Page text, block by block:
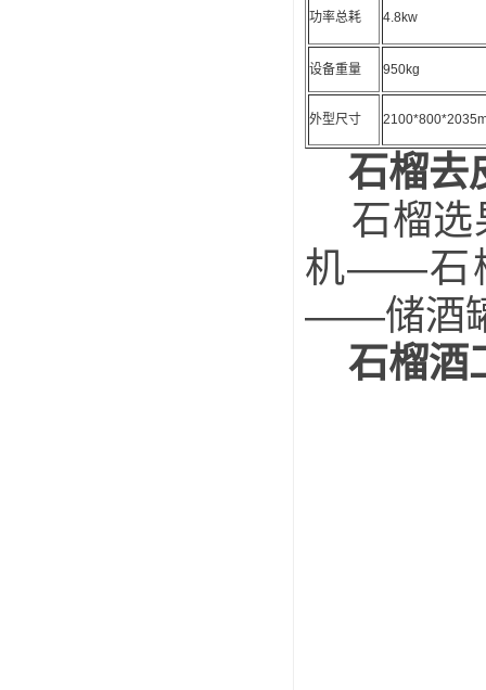
功率总耗 4.8kw
设备重量 950kg
外型尺寸
石榴去
石榴选
机——石
——储酒
石榴酒